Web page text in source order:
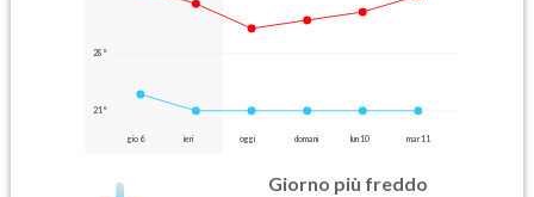
28°
21°
gio 6 ieri oggi domani lun 10 mar 11
Giorno più freddo